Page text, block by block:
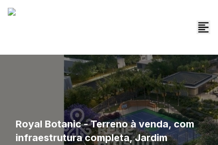
Royal Botanic - Terreno à venda, com
infraestrutura completa, Jardim